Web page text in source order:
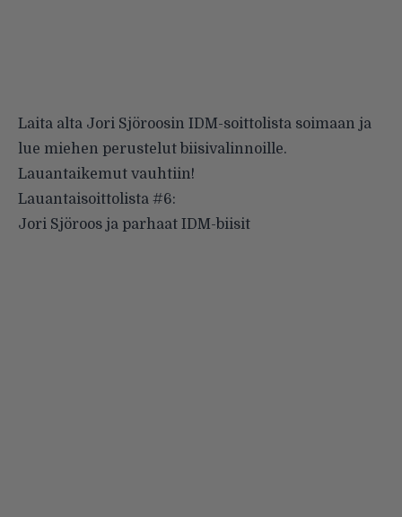
Laita alta Jori Sjöroosin IDM-soittolista soimaan ja
lue miehen perustelut biisivalinnoille.
Lauantaikemut vauhtiin!
Lauantaisoittolista #6:
Jori Sjöroos ja parhaat IDM-biisit